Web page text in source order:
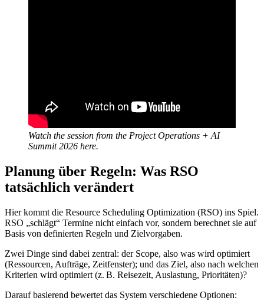
Watch the session from the Project Operations + AI
Summit 2026 here.
Planung über Regeln: Was RSO
tatsächlich verändert
Hier kommt die Resource Scheduling Optimization (RSO) ins Spiel.
RSO „schlägt“ Termine nicht einfach vor, sondern berechnet sie auf
Basis von definierten Regeln und Zielvorgaben.
Zwei Dinge sind dabei zentral: der Scope, also was wird optimiert
(Ressourcen, Aufträge, Zeitfenster); und das Ziel, also nach welchen
Kriterien wird optimiert (z. B. Reisezeit, Auslastung, Prioritäten)?
Darauf basierend bewertet das System verschiedene Optionen: